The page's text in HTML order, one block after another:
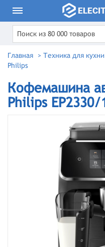
Главная > Техника для кухни
Philips
Кофемашина
Philips